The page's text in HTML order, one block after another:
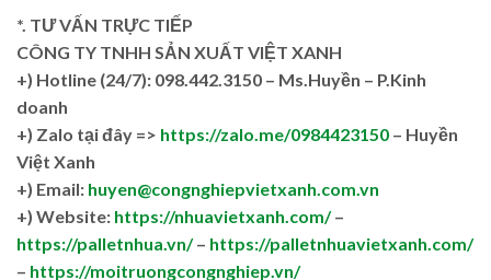
*. TƯ VẤN TRỰC TIẾP
CÔNG TY TNHH SẢN XUẤT VIỆT XANH
+) Hotline (24/7): 098.442.3150 – Ms.Huyền – P.Kinh
doanh
+) Zalo tại đây => https://zalo.me/0984423150 – Huyền
Việt Xanh
+) Email: huyen@congnghiepvietxanh.com.vn
+) Website: https://nhuavietxanh.com/–
https://palletnhua.vn/– https://palletnhuavietxanh.com/
– https://moitruongcongnghiep.vn/